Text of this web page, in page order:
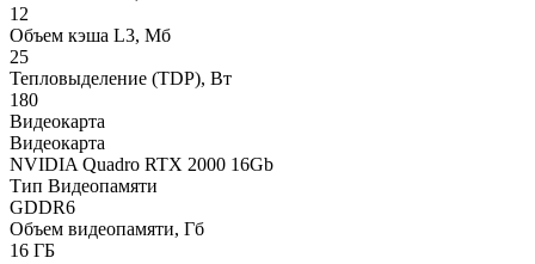
12
Объем кэша L3, Мб
25
Тепловыделение (TDP), Вт
180
Видеокарта
Видеокарта
NVIDIA Quadro RTX 2000 16Gb
Тип Видеопамяти
GDDR6
Объем видеопамяти, Гб
16 ГБ